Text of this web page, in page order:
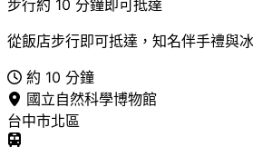
步行約 10 分鐘即可抵達
從飯店步行即可抵達，知名伴手禮與
約 10 分鐘
國立自然科學博物館
台中市北區